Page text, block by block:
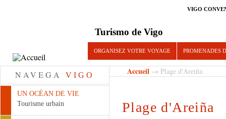
VIGO
Turismo de Vigo
ORGANISEZ VOTRE VOYAGE PROMENADES
NAVEGA VIGO
UN OCÉAN DE VIE
Tourisme urbain
Accueil → Plage d'Areiña
Plage d'Areiña